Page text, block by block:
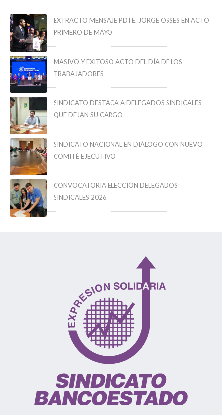
EXTRACTO MENSAJE PDTE. JORGE OSSES EN ACTO
PRIMERO DE MAYO
MASIVO Y EXITOSO ACTO DEL DÍA DE LOS
TRABAJADORES
SINDICATO DESTACA A DELEGADOS SINDICALES
QUE DEJAN SU CARGO
SINDICATO NACIONAL EN DIÁLOGO CON NUEVO
COMITÉ EJECUTIVO
CONVOCATORIA ELECCIÓN DELEGADOS
SINDICALES 2026